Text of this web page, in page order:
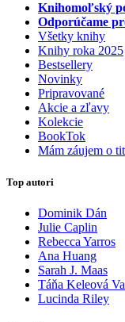
Knihomoľský
Odporúčame
Všetky knihy
Knihy roka 2025
Bestsellery
Novinky
Pripravované
Akcie a zľavy
Kolekcie
BookTok
Mám záujem o
Top autori
Dominik Dán
Julie Caplin
Rebecca Yarros
Ana Huang
Sarah J. Maas
Táňa Keleová
Lucinda Riley